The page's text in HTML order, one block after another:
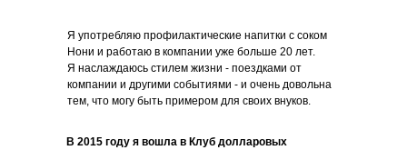
Я употребляю профилактические напитки с соком
Нони и работаю в компании уже больше 20 лет.
Я наслаждаюсь стилем жизни - поездками от
компании и другими событиями - и очень довольна
тем, что могу быть примером для своих внуков.
В 2015 году я вошла в Клуб долларовых